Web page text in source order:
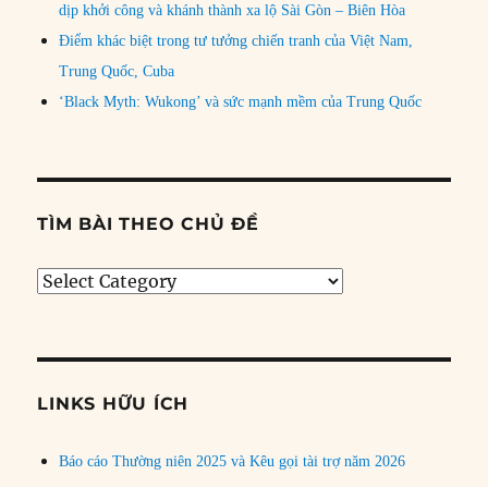
dịp khởi công và khánh thành xa lộ Sài Gòn – Biên Hòa
Điểm khác biệt trong tư tưởng chiến tranh của Việt Nam,
Trung Quốc, Cuba
‘Black Myth: Wukong’ và sức mạnh mềm của Trung Quốc
TÌM BÀI THEO CHỦ ĐỀ
Tìm
đề
LINKS HỮU ÍCH
Báo cáo Thường niên 2025 và Kêu gọi tài trợ năm 2026